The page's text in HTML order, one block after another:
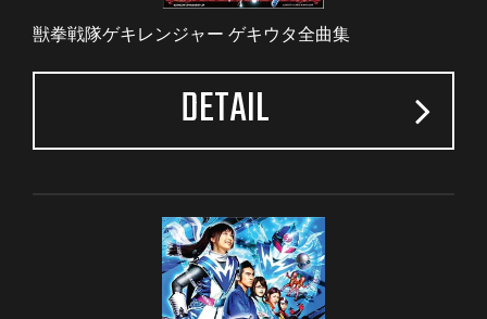
獣拳戦隊ゲキレンジャー ゲキウタ全曲集
DETAIL